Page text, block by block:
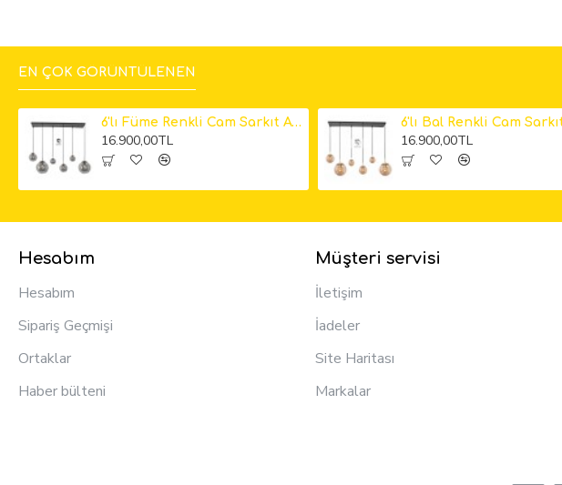
EN ÇOK GÖRÜNTÜLENEN
6'lı Füme Renkli Cam Sarkıt Avize
16.900,00TL 16.900,00TL
Hesabım
Hesabım
Sipariş Geçmişi
Ortaklar
Haber bülteni
Müşteri servisi
İletişim
İadeler
Site Haritası
Markalar